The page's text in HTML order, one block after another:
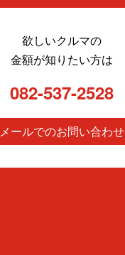
欲しいクルマの
金額が知りたい方は
082-537-2528
メールでのお問い合わせ